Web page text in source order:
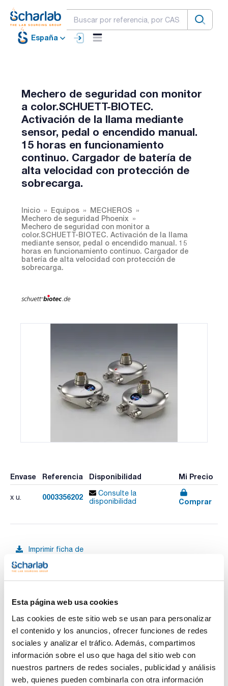
Esta página web usa cookies
Las cookies de este sitio web se usan para personalizar
el contenido y los anuncios, ofrecer funciones de redes
sociales y analizar el tráfico. Además, compartimos
información sobre el uso que haga del sitio web con
nuestros partners de redes sociales, publicidad y análisis
web, quienes pueden combinarla con otra información
España
Mechero de seguridad con monitor
a color.SCHUETT-BIOTEC.
Activación de la llama mediante
sensor, pedal o encendido manual.
15 horas en funcionamiento
continuo. Cargador de batería de
alta velocidad con protección de
sobrecarga.
Inicio Equipos
MECHEROS
Mechero de seguridad Phoenix
Mechero de seguridad con monitor a
color.SCHUETT-BIOTEC. Activación de la llama
mediante sensor, pedal o encendido manual. 15
horas en funcionamiento continuo. Cargador de
batería de alta velocidad con protección de
sobrecarga.
Envase Referencia Disponibilidad Mi Precio
x u. 0003356202
Consulte la
disponibilidad
Comprar
Imprimir ficha de
Características
Modelo : Phoenix II accu
Dimensiones externas An x Al x Pr (mm) : 125x85x160
Pack (u.) : 1
microbiológicas y laboratorio químico, cubriendo las
necesidades en laboratorios de I+D, industria y educación.
- Tres modelos disponibles
- Gran pantalla de navegación con sencillo menú multilingüe
con el sensor de movimiento
Ver más
Documentación técnica
TDS / Ficha técnica